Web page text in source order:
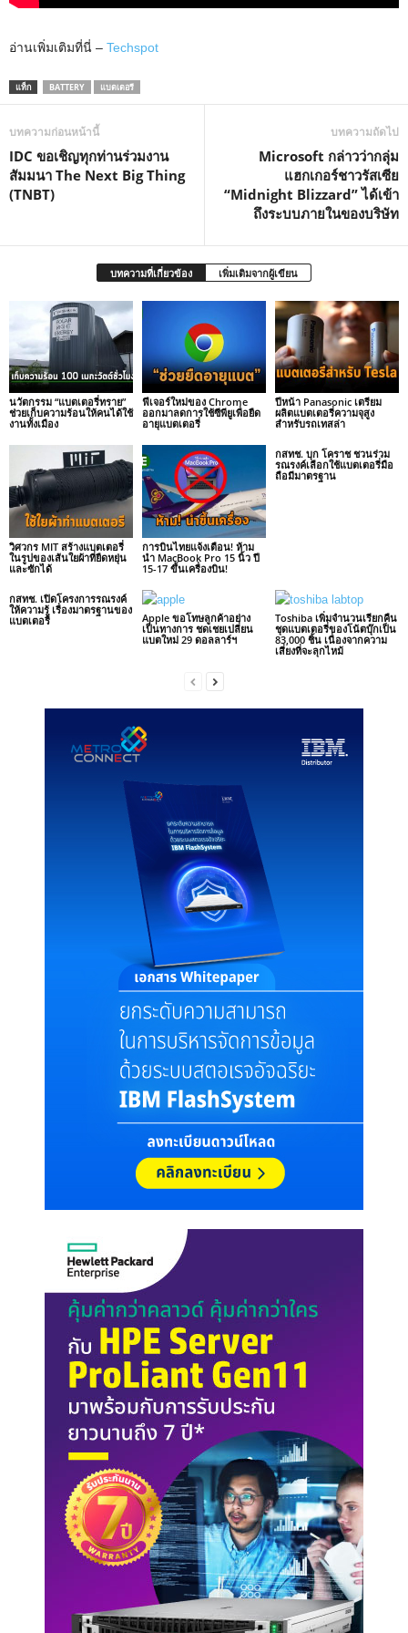
อ่านเพิ่มเติมที่นี่ – Techspot
แท็ก BATTERY แบตเตอรี
บทความก่อนหน้านี้
IDC ขอเชิญทุกท่านร่วมงาน
สัมมนา The Next Big Thing
(TNBT)
บทความถัดไป
Microsoft กล่าวว่ากลุ่ม
แฮกเกอร์ชาวรัสเซีย
“Midnight Blizzard” ได้เข้า
ถึงระบบภายในของบริษัท
บทความที่เกี่ยวข้อง เพิ่มเติมจากผู้เขียน
นวัตกรรม “แบตเตอรี่ทราย”
ช่วยเก็บความร้อนให้คนได้ใช้
งานทั้งเมือง
ฟีเจอร์ใหม่ของ Chrome
ออกมาลดการใช้ซีพียูเพื่อยืด
อายุแบตเตอรี่
ปีหน้า Panasonic เตรียม
ผลิตแบตเตอรี่ความจุสูง
สำหรับรถเทสล่า
วิศวกร MIT สร้างแบตเตอรี่
ในรูปของเส้นใยผ้าที่ยืดหยุ่น
และซักได้
การบินไทยแจ้งเตือน! ห้าม
นำ MacBook Pro 15 นิ้ว ปี
15-17 ขึ้นเครื่องบิน!
กสทช. บุก โคราช ชวนร่วม
รณรงค์เลือกใช้แบตเตอรี่มือ
ถือมีมาตรฐาน
กสทช. เปิดโครงการรณรงค์
ให้ความรู้ เรื่องมาตรฐานของ
แบตเตอรี่
Apple ขอโทษลูกค้าอย่าง
เป็นทางการ ชดเชยเปลี่ยน
แบตใหม่ 29 ดอลลาร์ฯ
Toshiba เพิ่มจำนวนเรียกคืน
ชุดแบตเตอรี่ของโน้ตบุ๊กเป็น
83,000 ชิ้น เนื่องจากความ
เสี่ยงที่จะลุกไหม้